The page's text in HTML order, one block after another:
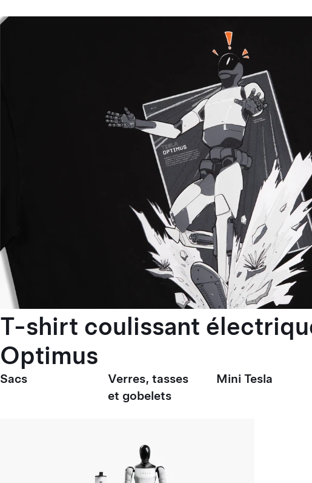
T-shirt coulissant
Optimus
Sacs
Verres, tasses
et gobelets
Mini Tesla